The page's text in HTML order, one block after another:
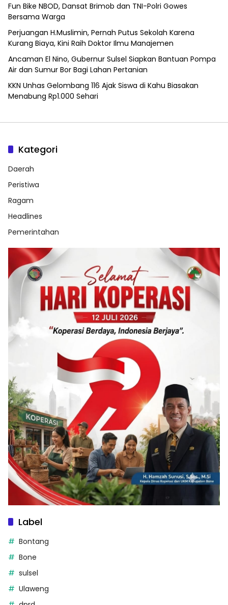
Fun Bike NBOD, Dansat Brimob dan TNI-Polri Gowes
Bersama Warga
Perjuangan H.Muslimin, Pernah Putus Sekolah Karena
Kurang Biaya, Kini Raih Doktor Ilmu Manajemen
Ancaman El Nino, Gubernur Sulsel Siapkan Bantuan Pompa
Air dan Sumur Bor Bagi Lahan Pertanian
KKN Unhas Gelombang 116 Ajak Siswa di Kahu Biasakan
Menabung Rp1.000 Sehari
Kategori
Daerah
Peristiwa
Ragam
Headlines
Pemerintahan
Label
Bontang
Bone
sulsel
Ulaweng